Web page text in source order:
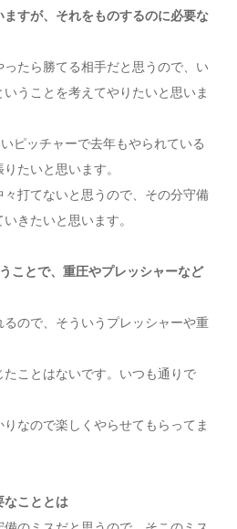
すが、それをものするのに必要な
ったら勝てる相手だと思うので、い
うことを考えてやりたいと思いま
ピッチャーで去年もやられている
たいと思います。
打てないと思うので、その分守備
きたいと思います。
ことで、重圧やプレッシャーなど
るので、そういうプレッシャーや重
ことはないです。いつも通りで
なので楽しくやらせてもらってま
こととは